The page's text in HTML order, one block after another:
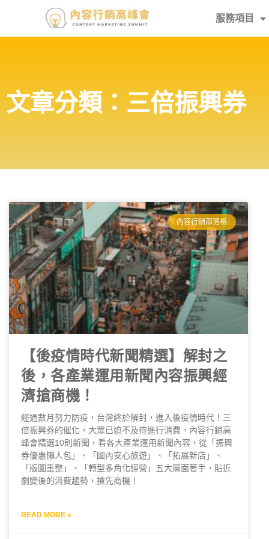
服務項目
文章分類：三倍振興券
內容行銷部落格
【後疫情時代新聞精選】解封之
後，各產業運用新聞內容振興經
濟搶商機！
經過數月努力防疫，台灣終於解封，進入後疫情時代！三
倍振興券的催化，大眾已迫不及待進行消費。內容行銷高
峰會精選10則新聞，看各大產業運用新聞內容，從「振興
券優惠懶人包」、「國內安心旅遊」、「拓展新店」、
「版圖重整」、「轉型多角化經營」五大層面著手，貼近
劇變後的消費趨勢，搶先商機！
READ MORE »